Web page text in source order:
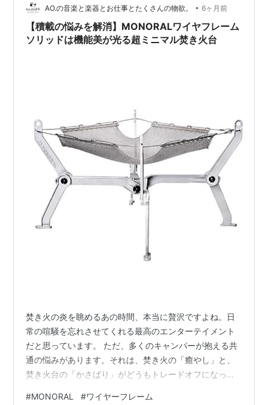
台 『IRORI-202』 キャンプ アウトドア 用品 ソロキャン
軽量焚き火台 薪 炭 …
AO.の音楽と楽器とお仕事とたくさんの物欲。 • 6ヶ月前
【積載の悩みを解消】MONORALワイヤフレーム
ソリッドは機能美が光る超ミニマル焚き火台
焚き火の炎を眺めるあの時間、本当に贅沢ですよね。日
常の喧騒を忘れさせてくれる最高のエンターテイメント
だと思っています。 ただ、多くのキャンパーが抱える共
通の悩みがあります。それは、焚き火の「癒やし」と、
焚き火台の「かさばり」がどうもトレードオフになって
#MONORAL #ワイヤーフレーム